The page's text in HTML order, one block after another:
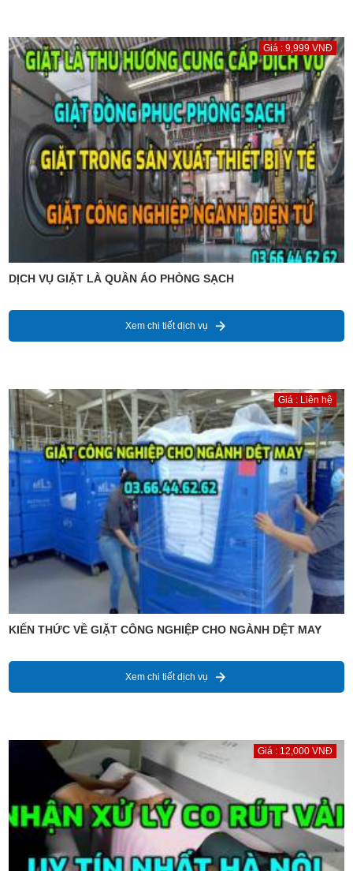
Giá : 9,999 VNĐ
DỊCH VỤ GIẶT LÀ QUẦN ÁO PHÒNG SẠCH
Xem chi tiết dịch vụ
Giá : Liên hệ
KIẾN THỨC VỀ GIẶT CÔNG NGHIỆP CHO NGÀNH DỆT MAY
Xem chi tiết dịch vụ
Giá : 12,000 VNĐ